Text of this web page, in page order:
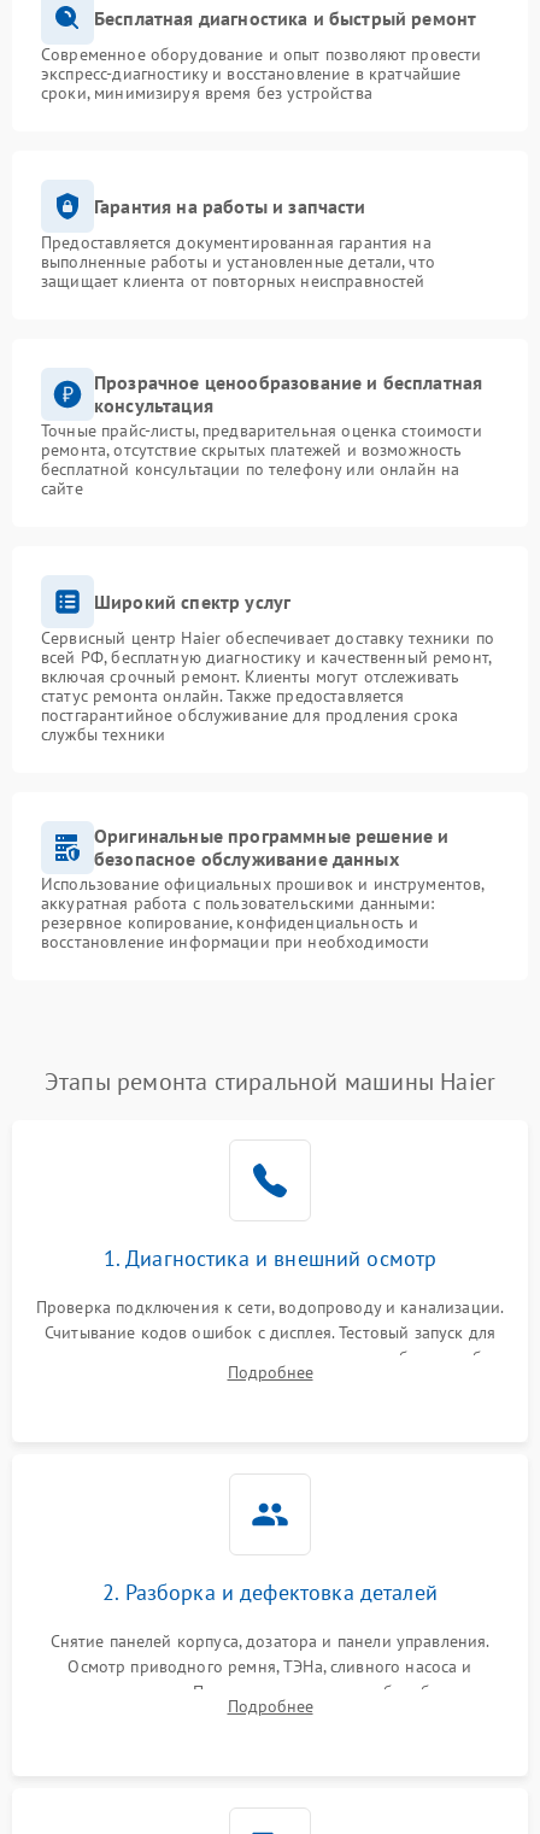
Бесплатная диагностика и быстрый ремонт
Современное оборудование и опыт позволяют провести
экспресс-диагностику и восстановление в кратчайшие
сроки, минимизируя время без устройства
Гарантия на работы и запчасти
Предоставляется документированная гарантия на
выполненные работы и установленные детали, что
защищает клиента от повторных неисправностей
Прозрачное ценообразование и бесплатная
консультация
Точные прайс-листы, предварительная оценка стоимости
ремонта, отсутствие скрытых платежей и возможность
бесплатной консультации по телефону или онлайн на
сайте
Широкий спектр услуг
Сервисный центр Haier обеспечивает доставку техники по
всей РФ, бесплатную диагностику и качественный ремонт,
включая срочный ремонт. Клиенты могут отслеживать
статус ремонта онлайн. Также предоставляется
постгарантийное обслуживание для продления срока
службы техники
Оригинальные программные решение и
безопасное обслуживание данных
Использование официальных прошивок и инструментов,
аккуратная работа с пользовательскими данными:
резервное копирование, конфиденциальность и
восстановление информации при необходимости
Этапы ремонта стиральной машины Haier
1. Диагностика и внешний осмотр
Проверка подключения к сети, водопроводу и канализации.
Считывание кодов ошибок с дисплея. Тестовый запуск для
выявления посторонних шумов, протечек или сбоев в работе
электронного модуля управления.
Подробнее
2. Разборка и дефектовка деталей
Снятие панелей корпуса, дозатора и панели управления.
Осмотр приводного ремня, ТЭНа, сливного насоса и
амортизаторов. Проверка подшипников барабана и
крестовины на износ, а манжеты люка на разрывы.
Подробнее